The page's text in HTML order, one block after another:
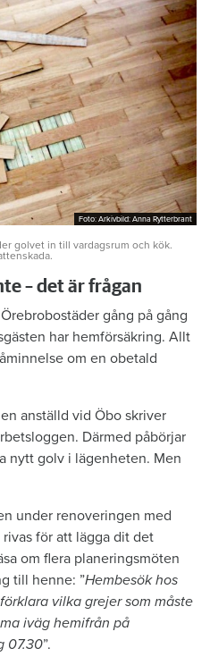
Foto: Arkivbild: Anna Rytterbrant
Foto: Arkivbild: Anna Rytterbrant
golvet in till vardagsrum och kök.
– det är frågan
gång på gång
har hemförsäkring. Allt
om en obetald
anställd vid Öbo skriver
Därmed påbörjar
nytt golv i lägenheten. Men
under renoveringen med
för att lägga dit det
om flera planeringsmöten
till henne: ”Hembesök hos
vilka grejer som måste
iväg hemifrån på
07.30”.